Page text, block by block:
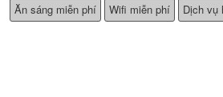
Ăn sáng miễn phí
Wifi miễn phí Dịch vụ